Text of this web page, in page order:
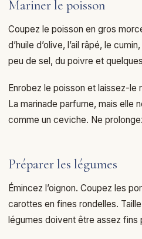
Mariner le poisson
Coupez le poisson en gros
d’huile d’olive, l’ail râpé, le
peu de sel, du poivre et
Enrobez le poisson et laissez-le
La marinade parfume, mais elle
comme un ceviche. Ne
Préparer les légumes
Émincez l’oignon. Coupez les
carottes en fines rondelles.
légumes doivent être assez fins